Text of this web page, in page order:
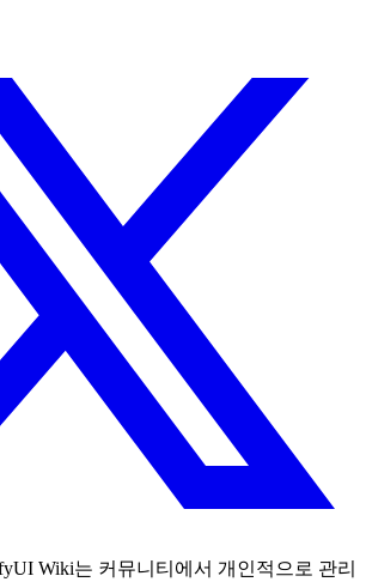
Wiki는 커뮤니티에서 개인적으로 관리